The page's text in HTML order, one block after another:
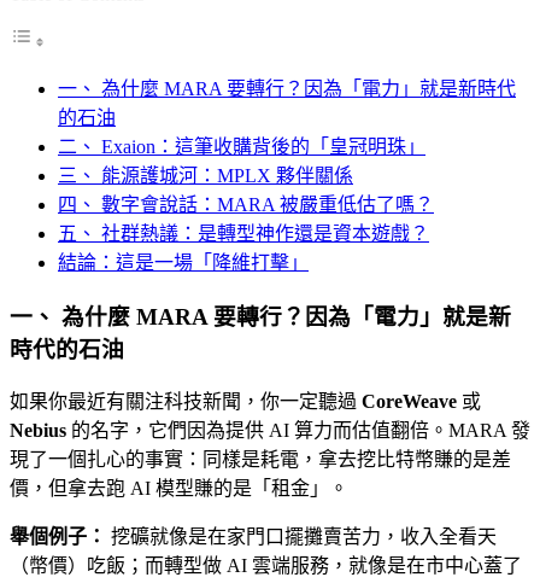
一、 為什麼 MARA 要轉行？因為「電力」就是新時代
的石油
二、 Exaion：這筆收購背後的「皇冠明珠」
三、 能源護城河：MPLX 夥伴關係
四、 數字會說話：MARA 被嚴重低估了嗎？
五、 社群熱議：是轉型神作還是資本遊戲？
結論：這是一場「降維打擊」
一、 為什麼 MARA 要轉行？因為「電力」就是新
時代的石油
如果你最近有關注科技新聞，你一定聽過 CoreWeave 或
Nebius 的名字，它們因為提供 AI 算力而估值翻倍。MARA 發
現了一個扎心的事實：同樣是耗電，拿去挖比特幣賺的是差
價，但拿去跑 AI 模型賺的是「租金」。
舉個例子： 挖礦就像是在家門口擺攤賣苦力，收入全看天
（幣價）吃飯；而轉型做 AI 雲端服務，就像是在市中心蓋了